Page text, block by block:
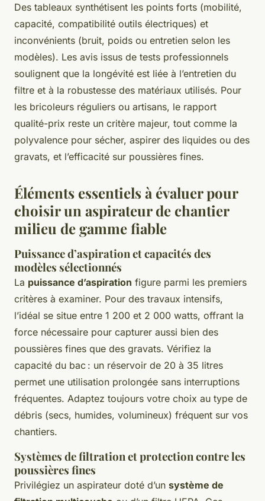
Des tableaux synthétisent les points forts (mobilité,
capacité, compatibilité outils électriques) et
inconvénients (bruit, poids ou entretien selon les
modèles). Les avis issus de tests professionnels
soulignent que la longévité est liée à l’entretien du
filtre et à la robustesse des matériaux utilisés. Pour
les bricoleurs réguliers ou artisans, le rapport
qualité-prix reste un critère majeur, tout comme la
polyvalence pour sécher, aspirer des liquides ou des
gravats, et l’efficacité sur poussières fines.
Éléments essentiels à évaluer pour
choisir un aspirateur de chantier
milieu de gamme fiable
Puissance d’aspiration et capacités des
modèles sélectionnés
La puissance d’aspiration figure parmi les premiers
critères à examiner. Pour des travaux intensifs,
l’idéal se situe entre 1 200 et 2 000 watts, offrant la
force nécessaire pour capturer aussi bien des
poussières fines que des gravats. Vérifiez la
capacité du bac : un réservoir de 20 à 35 litres
permet une utilisation prolongée sans interruptions
fréquentes. Adaptez toujours votre choix au type de
débris (secs, humides, volumineux) fréquent sur vos
chantiers.
Systèmes de filtration et protection contre les
poussières fines
Privilégiez un aspirateur doté d’un système de